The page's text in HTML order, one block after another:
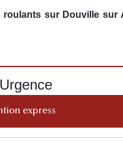
roulants sur Douville sur
express